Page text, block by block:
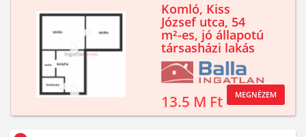
Komló, Kiss
József utca, 54
m²-es, jó állapotú
társasházi lakás
13.5 M Ft MEGNÉZEM